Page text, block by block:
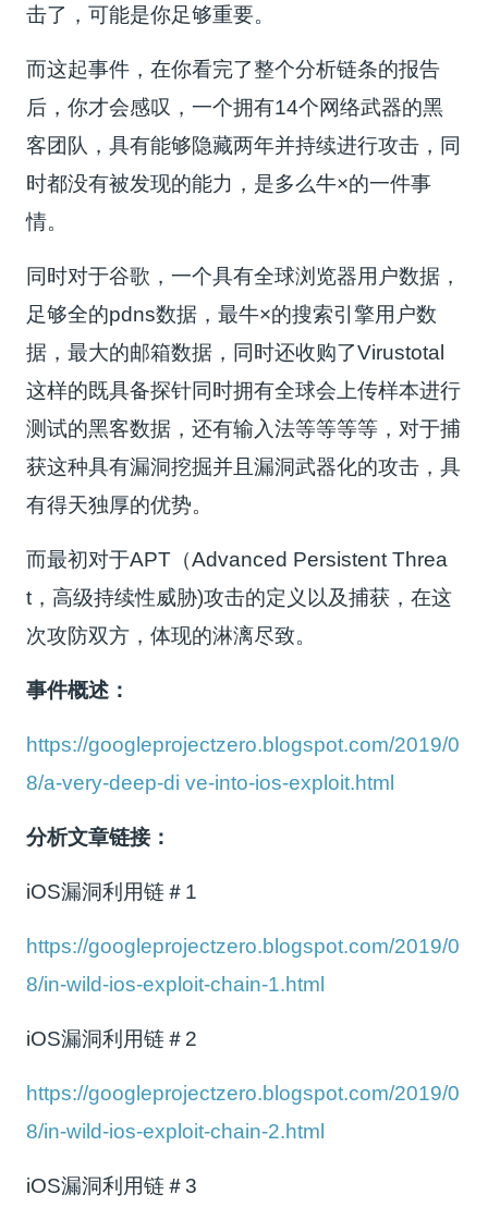
击了，可能是你足够重要。
而这起事件，在你看完了整个分析链条的报告
后，你才会感叹，一个拥有14个网络武器的黑
客团队，具有能够隐藏两年并持续进行攻击，同
时都没有被发现的能力，是多么牛×的一件事
情。
同时对于谷歌，一个具有全球浏览器用户数据，
足够全的pdns数据，最牛×的搜索引擎用户数
据，最大的邮箱数据，同时还收购了Virustotal
这样的既具备探针同时拥有全球会上传样本进行
测试的黑客数据，还有输入法等等等等，对于捕
获这种具有漏洞挖掘并且漏洞武器化的攻击，具
有得天独厚的优势。
而最初对于APT（Advanced Persistent Threa
t，高级持续性威胁)攻击的定义以及捕获，在这
次攻防双方，体现的淋漓尽致。
事件概述：
https://googleprojectzero.blogspot.com/2019/0
8/a-very-deep-di ve-into-ios-exploit.html
分析文章链接：
iOS漏洞利用链＃1
https://googleprojectzero.blogspot.com/2019/0
8/in-wild-ios-exploit-chain-1.html
iOS漏洞利用链＃2
https://googleprojectzero.blogspot.com/2019/0
8/in-wild-ios-exploit-chain-2.html
iOS漏洞利用链＃3